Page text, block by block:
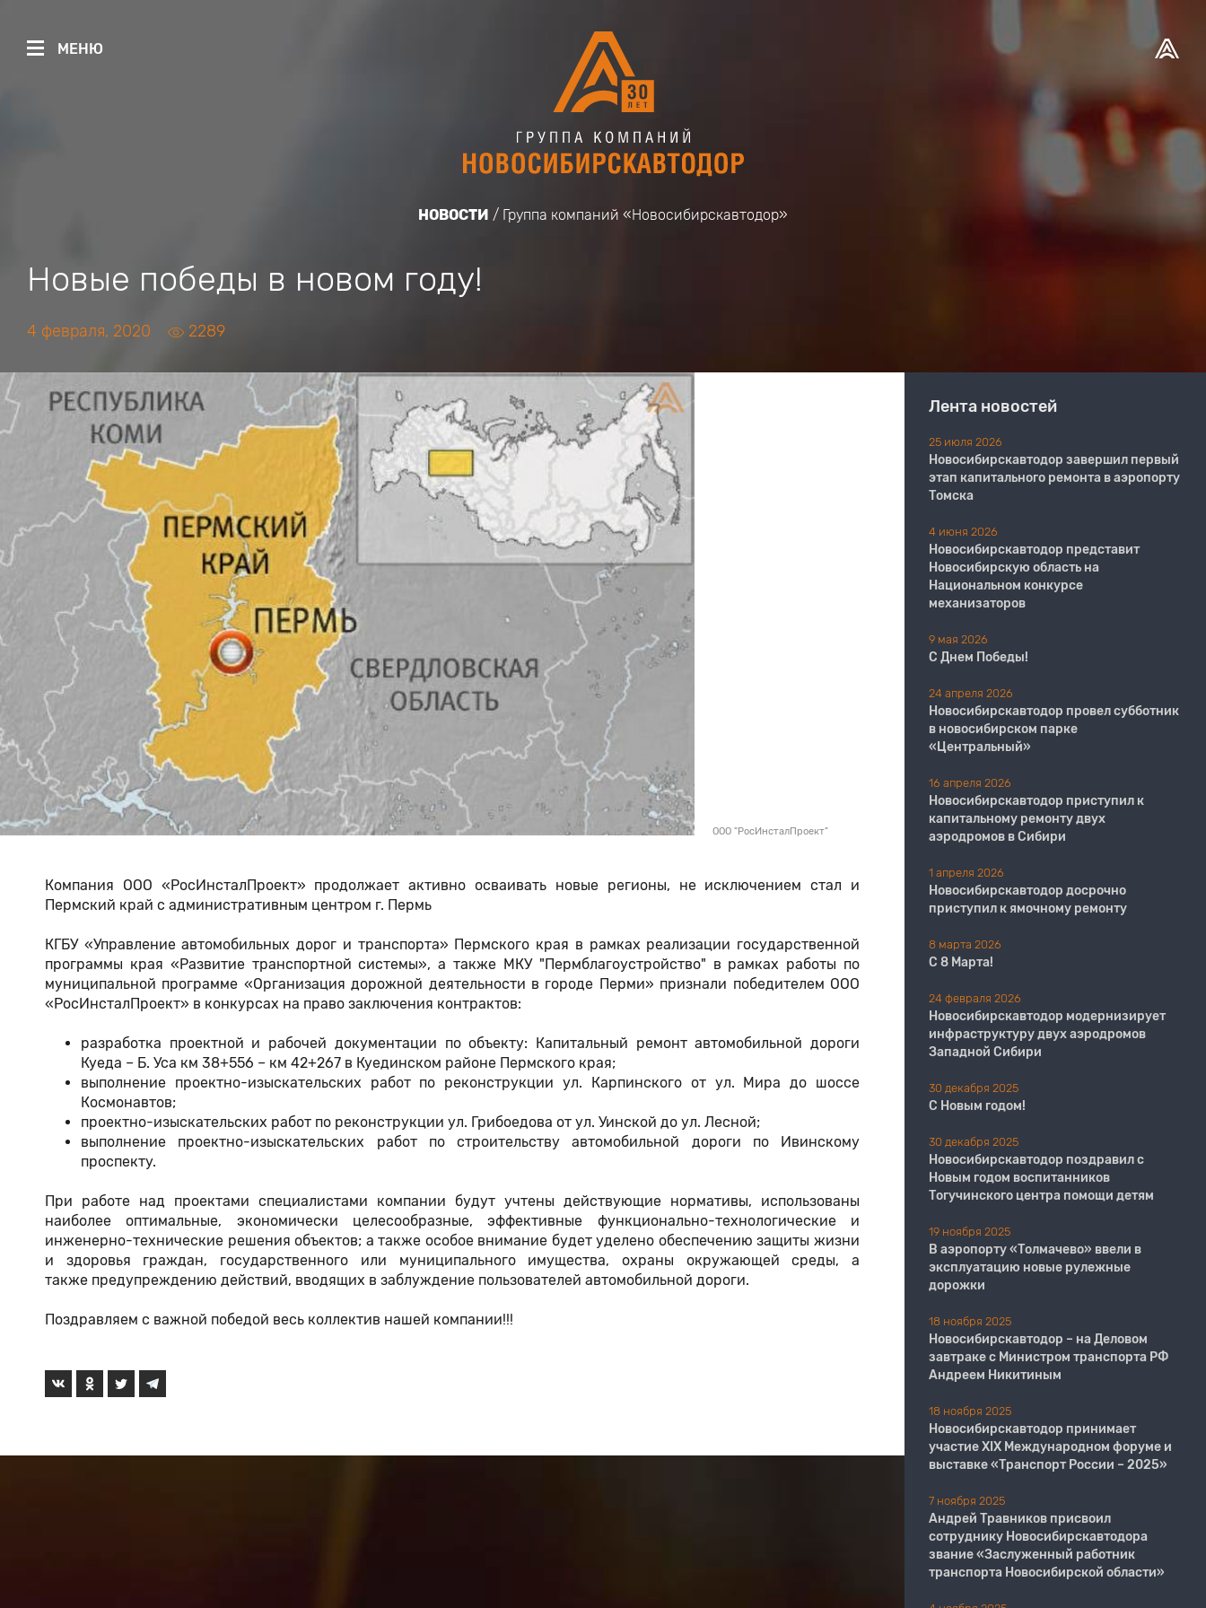
МЕНЮ
НОВОСТИ Группа компаний «Новосибирскавтодор»
Новые победы в новом году!
4 февраля, 2020 2289
ООО "РосИнсталПроект"
Компания ООО «РосИнсталПроект» продолжает активно осваивать новые регионы, не исключением стал и
Пермский край с административным центром г. Пермь
КГБУ «Управление автомобильных дорог и транспорта» Пермского края в рамках реализации государственной
программы края «Развитие транспортной системы», а также МКУ "Пермблагоустройство" в рамках работы по
муниципальной программе «Организация дорожной деятельности в городе Перми» признали победителем ООО
«РосИнсталПроект» в конкурсах на право заключения контрактов:
разработка проектной и рабочей документации по объекту: Капитальный ремонт автомобильной дороги
Куеда – Б. Уса км 38+556 – км 42+267 в Куединском районе Пермского края;
выполнение проектно-изыскательских работ по реконструкции ул. Карпинского от ул. Мира до шоссе
Космонавтов;
проектно-изыскательских работ по реконструкции ул. Грибоедова от ул. Уинской до ул. Лесной;
выполнение проектно-изыскательских работ по строительству автомобильной дороги по Ивинскому
проспекту.
При работе над проектами специалистами компании будут учтены действующие нормативы, использованы
наиболее оптимальные, экономически целесообразные, эффективные функционально-технологические и
инженерно-технические решения объектов; а также особое внимание будет уделено обеспечению защиты жизни
и здоровья граждан, государственного или муниципального имущества, охраны окружающей среды, а
также предупреждению действий, вводящих в заблуждение пользователей автомобильной дороги.
Поздравляем с важной победой весь коллектив нашей компании!!!
Лента новостей
25 июля 2026
Новосибирскавтодор завершил первый
этап капитального ремонта в аэропорту
Томска
4 июня 2026
Новосибирскавтодор представит
Новосибирскую область на
Национальном конкурсе
механизаторов
9 мая 2026
С Днем Победы!
24 апреля 2026
Новосибирскавтодор провел субботник
в новосибирском парке
«Центральный»
16 апреля 2026
Новосибирскавтодор приступил к
капитальному ремонту двух
аэродромов в Сибири
1 апреля 2026
Новосибирскавтодор досрочно
приступил к ямочному ремонту
8 марта 2026
С 8 Марта!
24 февраля 2026
Новосибирскавтодор модернизирует
инфраструктуру двух аэродромов
Западной Сибири
30 декабря 2025
С Новым годом!
30 декабря 2025
Новосибирскавтодор поздравил с
Новым годом воспитанников
Тогучинского центра помощи детям
19 ноября 2025
В аэропорту «Толмачево» ввели в
эксплуатацию новые рулежные
дорожки
18 ноября 2025
Новосибирскавтодор – на Деловом
завтраке с Министром транспорта РФ
Андреем Никитиным
18 ноября 2025
Новосибирскавтодор принимает
участие XIX Международном форуме и
выставке «Транспорт России – 2025»
7 ноября 2025
Андрей Травников присвоил
сотруднику Новосибирскавтодора
звание «Заслуженный работник
транспорта Новосибирской области»